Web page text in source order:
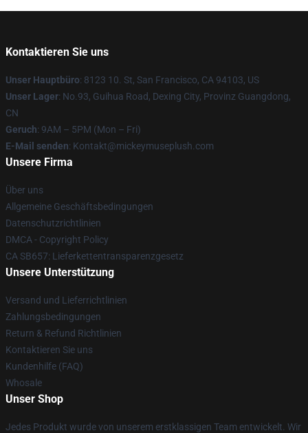
Kontaktieren Sie uns
Unser Hauptbüro: 8123 10. St, San Francisco, CA 94103, US
Unser Lager: No.93, Guihua Road, Dexing City, Provinz Guangdong,
CN
Geruch: 9AM – 5PM (Mon – Fri)
E-Mail senden: Kontakt@mickeymuseplush.com
Unsere Firma
Über uns
Allgemeine Geschäftsbedingungen
Datenschutzrichtlinien
DMCA - Copyright Policy
CA SB657: Lieferkettentransparenzgesetz
Unsere Unterstützung
Versand und Lieferrichtlinien
Zahlungsbedingungen
Return & Refund Richtlinien
Kontaktieren Sie uns
Kundenhilfe (FAQ)
Whosale
Unser Shop
Jedes Produkt wurde von unserem erstklassigen Team entwickelt. Wir